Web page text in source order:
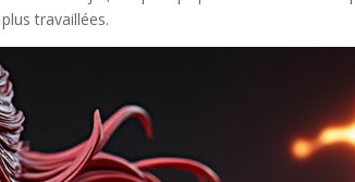
travaillées.